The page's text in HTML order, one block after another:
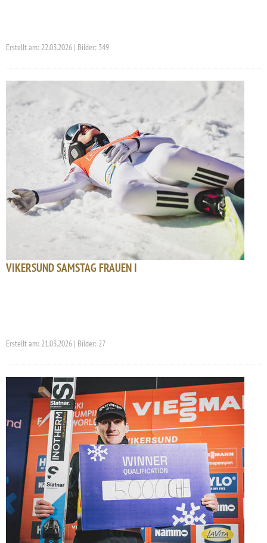
Erstellt am: 22.03.2026 | Bilder: 349
VIKERSUND SAMSTAG FRAUEN I
Erstellt am: 21.03.2026 | Bilder: 27